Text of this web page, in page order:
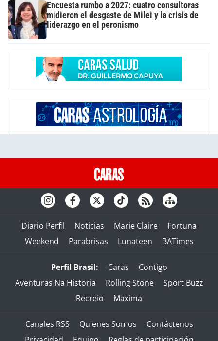
Encuesta rumbo a 2027: cuatro consultoras
midieron el desgaste de Milei y la crisis de
liderazgo en el peronismo
Diario Perfil Noticias Marie Claire
Fortuna
Weekend
Parabrisas Lunateen BATimes
Perfil Brasil: Caras
Contigo
Aventuras Na Historia
Rolling Stone
Sport Buzz
Recreio
Maxima
Canales RSS Quienes Somos
Contáctenos